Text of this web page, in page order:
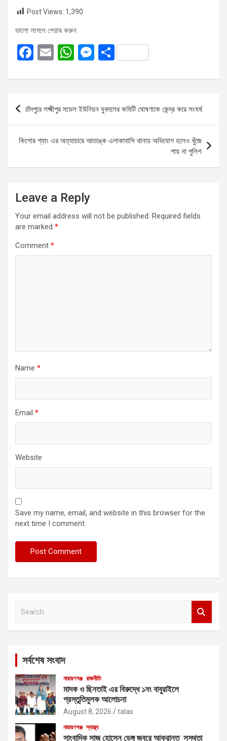
Post Views: 1,390
ভালো লাগলে শেয়ার করুন
F
ce
o
o
k
E
ail
W
at
s
A
p
p
M
se
g
er
S
ar
Post
navigation
চাঁদপুরে লক্ষ্মীপুর মডেল ইউনিয়ন যুবদলের কমিটি ঘোষণাকে কেন্দ্র করে সংঘর্ষ
কিশোর গ্যাং এর অত্যাচারে আতঙ্কে এলাকাবাসি থানায় অভিযোগ হলেও খুঁজে
পায় না পুলিশ
Leave a Reply
Your email address will not be published. Required fields
are marked *
Comment *
Name *
Email *
Website
Save my name, email, and website in this browser for the
next time I comment.
সর্বশেষ সংবাদ
নারায়ণগঞ্জ রাজনীতি
মাদক ও ছিনতাই এর বিরুদ্ধে ১নং বাবুরাইলে
প্রস্তুতিমূলক আলোচনা
August 8, 2026 talas
নারায়ণগঞ্জ স্বাস্থ্য
সাংবাদিক সাজু হোসেন ডেঙ্গু জ্বরে আক্রান্ত সুস্থতা